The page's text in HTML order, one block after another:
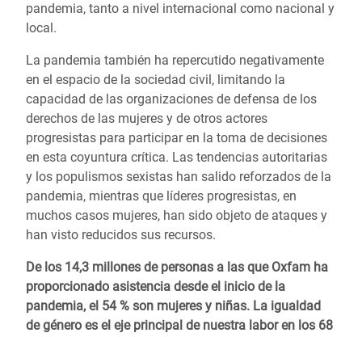
pandemia, tanto a nivel internacional como nacional y
local.
La pandemia también ha repercutido negativamente
en el espacio de la sociedad civil, limitando la
capacidad de las organizaciones de defensa de los
derechos de las mujeres y de otros actores
progresistas para participar en la toma de decisiones
en esta coyuntura crítica. Las tendencias autoritarias
y los populismos sexistas han salido reforzados de la
pandemia, mientras que líderes progresistas, en
muchos casos mujeres, han sido objeto de ataques y
han visto reducidos sus recursos.
De los 14,3 millones de personas a las que Oxfam ha
proporcionado asistencia desde el inicio de la
pandemia, el 54 % son mujeres y niñas. La igualdad
de género es el eje principal de nuestra labor en los 68